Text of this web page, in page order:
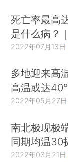
死亡率最高
是什么病？
2022年07月13日
多地迎来高
高温或达
2022年05月27日
南北极现极
同期均温30
2022年03月21日